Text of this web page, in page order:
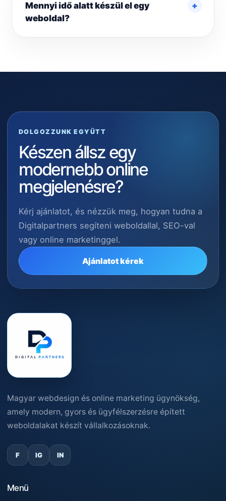
Mennyi idő alatt készül el egy
weboldal?
DOLGOZZUNK EGYÜTT
Készen állsz egy
modernebb online
megjelenésre?
Kérj ajánlatot, és nézzük meg, hogyan tudna a
Digitalpartners segíteni weboldallal, SEO-val
vagy online marketinggel.
Ajánlatot kérek
Magyar webdesign és online marketing ügynökség,
amely modern, gyors és ügyfélszerzésre épített
weboldalakat készít vállalkozásoknak.
F IG IN
Menü